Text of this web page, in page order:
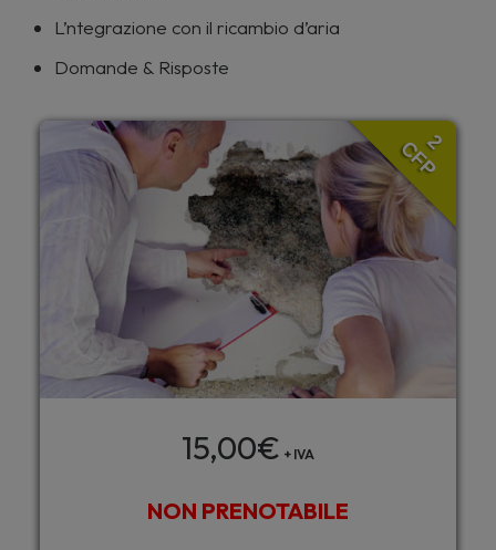
L’ntegrazione con il ricambio d’aria
Domande & Risposte
2
CFP
15,00€ + IVA
NON PRENOTABILE